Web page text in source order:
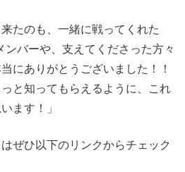
たのも、一緒に戦ってくれた
バーや、支えてくださった方々
にありがとうございました！！
と知ってもらえるように、これ
ます！」
ぜひ以下のリンクからチェック